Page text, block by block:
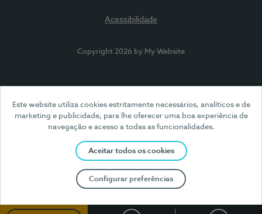
Este website utiliza cookies estritamente necessários, analíticos e de
marketing e publicidade, para lhe oferecer uma boa experiência de
navegação e acesso a todas as funcionalidades.
Aceitar todos os cookies
Configurar preferências
Acessibilidade
Copyright 2026 by My Website